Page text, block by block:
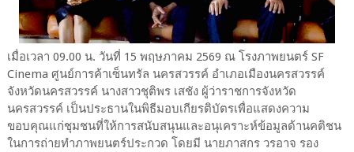
เมื่อเวลา 09.00 น. วันที่ 15 พฤษภาคม 2569 ณ โรงภาพยนตร์ SF
Cinema ศูนย์การค้าเซ็นทรัล นครสวรรค์ อำเภอเมืองนครสวรรค์
จังหวัดนครสวรรค์ นางสาวชุติพร เสชัง ผู้ว่าราชการจังหวัด
นครสวรรค์ เป็นประธานในพิธีมอบเกียรติบัตรเพื่อแสดงความ
ขอบคุณแก่ชุมชนที่ให้การสนับสนุนและอนุเคราะห์ข้อมูลด้านคติชน
ในการถ่ายทำภาพยนตร์ประกวด โดยมี นายภาสกร วรอาจ รอง